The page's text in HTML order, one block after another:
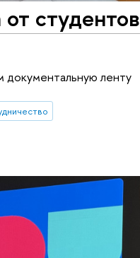
студентов
документальную ленту